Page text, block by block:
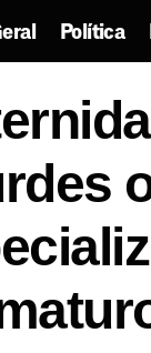
Política
Estar